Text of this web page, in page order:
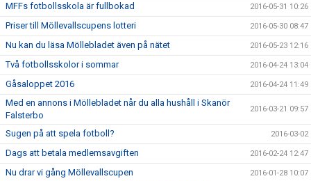
MFFs fotbollsskola är fullbokad 2016-05-31 10:26
Priser till Möllevallscupens lotteri 2016-05-30 08:47
Nu kan du läsa Möllebladet även på nätet 2016-05-23 12:16
Två fotbollsskolor i sommar 2016-04-24 13:04
Gåsaloppet 2016 2016-04-24 11:49
Med en annons i Möllebladet når du alla hushåll i Skanör
Falsterbo
2016-03-21 09:57
Sugen på att spela fotboll? 2016-03-02
Dags att betala medlemsavgiften 2016-02-24 12:47
Nu drar vi gång Möllevallscupen 2016-01-28 10:07